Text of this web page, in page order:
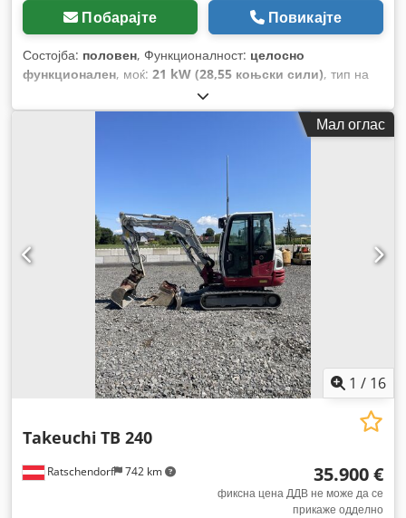
Побарајте Повикајте
Состојба: половен, Функционалност: целосно
функционален, моќ: 21 kW (28,55 коњски сили), тип на
, празна тежина:
изградба:2003, работни часови:6.106 h, тип на погон:
Мал оглас
1 / 16
Ratschendorf 742 km
Takeuchi TB 240
35.900 €
фиксна цена ДДВ не може да се
прикаже одделно